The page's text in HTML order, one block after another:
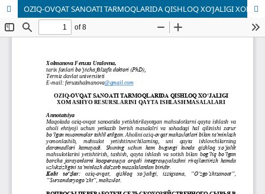
OZIQ-OVQAT SANOATI TARMOQLARIDA QISHLOQ XO‘JALIGI XOM ASHYO RESURSLARINI QAYTA ISHLASH MASALALARI